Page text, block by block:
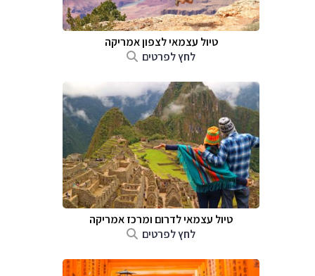
טיול עצמאי לצפון אמריקה
לחץ לפרטים
טיול עצמאי לדרום ומרכז אמריקה
לחץ לפרטים